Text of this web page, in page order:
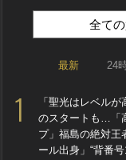
全て
最新 24
「聖光はレベル
のスタートも…「
プ」福島の絶対王
ール出身」“背番